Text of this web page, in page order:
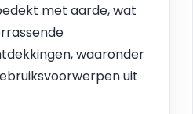
met aarde, wat
waaronder
uit